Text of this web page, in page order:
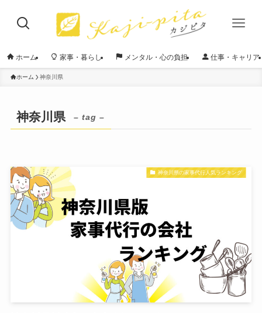
ホーム 家事・暮らし メンタル・心の負担 仕事・キャリア
ホーム 神奈川県
神奈川県 – tag –
神奈川県の家事代行人気ランキング